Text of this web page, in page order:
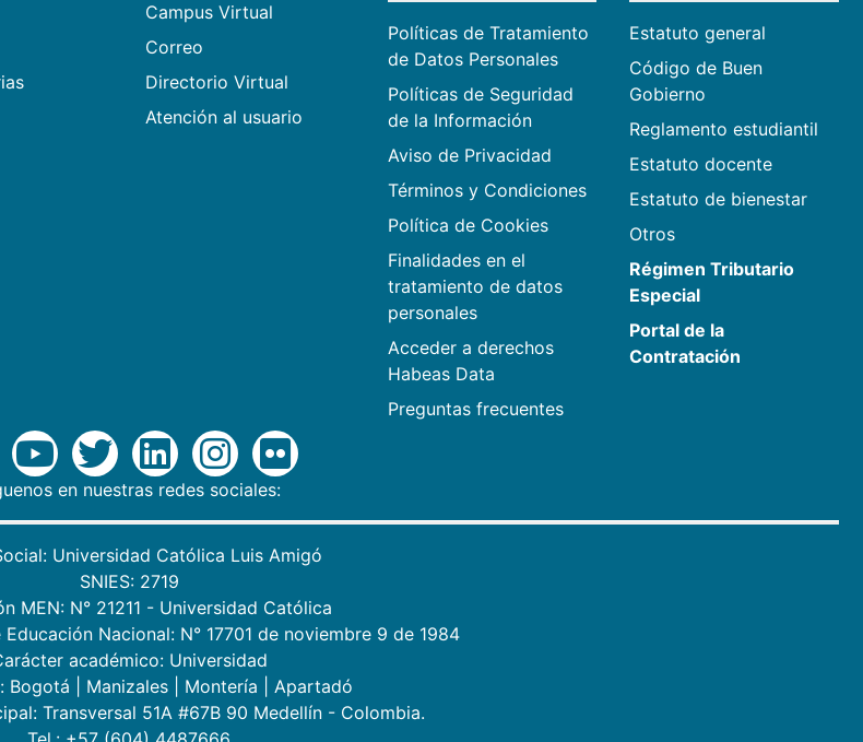
Campus Virtual
Correo
Directorio Virtual
Atención al usuario
Políticas de Tratamiento
de Datos Personales
Políticas de Seguridad
de la Información
Aviso de Privacidad
Términos y Condiciones
Política de Cookies
Finalidades en el
tratamiento de datos
personales
Acceder a derechos
Habeas Data
Preguntas frecuentes
Estatuto general
Código de Buen
Gobierno
Reglamento estudiantil
Estatuto docente
Estatuto de bienestar
Otros
Régimen Tributario
Especial
Portal de la
Contratación
en nuestras redes sociales:
Universidad Católica Luis Amigó
SNIES: 2719
MEN: N° 21211 - Universidad Católica
Nacional: N° 17701 de noviembre 9 de 1984
académico: Universidad
Bogotá Manizales Montería
Apartadó
Transversal 51A #67B 90 Medellín - Colombia.